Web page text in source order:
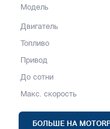
Модель
Двигатель
Топливо
Привод
До сотни
Макс. скорость
БОЛЬШЕ НА